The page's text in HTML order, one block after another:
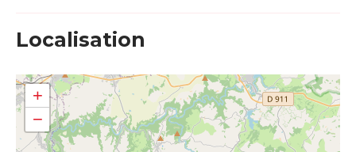
Localisation
+
−